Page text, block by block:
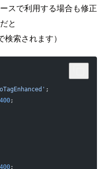
スで利用する場合も修正
と
索されます）
;
;
;